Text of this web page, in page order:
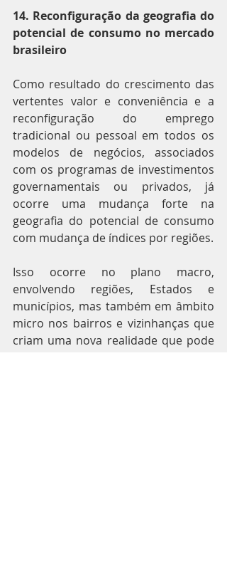
14. Reconfiguração da geografia do
potencial de consumo no mercado
brasileiro
Como resultado do crescimento das
vertentes valor e conveniência e a
reconfiguração do emprego
tradicional ou pessoal em todos os
modelos de negócios, associados
com os programas de investimentos
governamentais ou privados, já
ocorre uma mudança forte na
geografia do potencial de consumo
com mudança de índices por regiões.
Isso ocorre no plano macro,
envolvendo regiões, Estados e
municípios, mas também em âmbito
micro nos bairros e vizinhanças que
criam uma nova realidade que pode